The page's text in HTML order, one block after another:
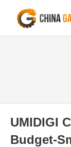
UMIDIGI
Budget-